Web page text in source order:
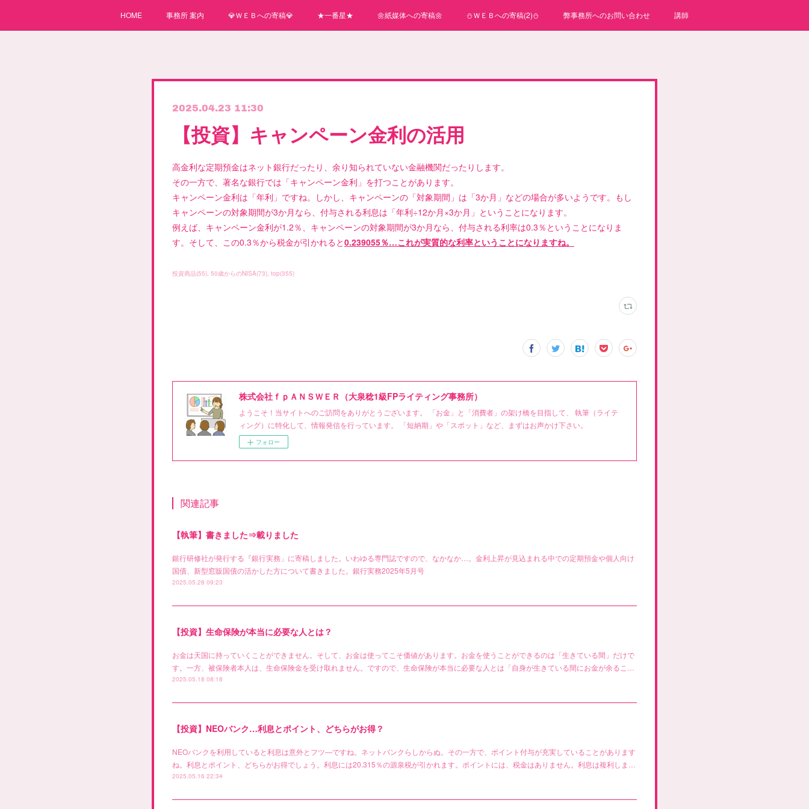
HOME 事務所 案内 💎ＷＥＢへの寄稿💎 ★一番星★ 🌼紙媒体への寄稿🌼 ⛄ＷＥＢへの寄稿(2)⛄ 弊事務所へのお問い合わせ 講師
2025.04.23 11:30
【投資】キャンペーン金利の活用
高金利な定期預金はネット銀行だったり、余り知られていない金融機関だったりします。
その一方で、著名な銀行では「キャンペーン金利」を打つことがあります。
キャンペーン金利は「年利」ですね。しかし、キャンペーンの「対象期間」は「3か月」などの場合が多いようです。もし
キャンペーンの対象期間が3か月なら、付与される利息は「年利÷12か月×3か月」ということになります。
例えば、キャンペーン金利が1.2％、キャンペーンの対象期間が3か月なら、付与される利率は0.3％ということになりま
す。そして、この0.3％から税金が引かれると0.239055％…これが実質的な利率ということになりますね。
投資商品(55) 50歳からのNISA(73) top(355)
株式会社ｆｐＡＮＳＷＥＲ（大泉稔1級FPライティング事務所）
ようこそ！当サイトへのご訪問をありがとうございます。 「お金」と「消費者」の架け橋を目指して、 執筆（ライテ
ィング）に特化して、情報発信を行っています。 「短納期」や「スポット」など、まずはお声かけ下さい。
フォロー
関連記事
【執筆】書きました⇒載りました
銀行研修社が発行する『銀行実務」に寄稿しました。いわゆる専門誌ですので、なかなか…。金利上昇が見込まれる中での定期預金や個人向け
国債、新型窓販国債の活かした方について書きました。銀行実務2025年5月号
2025.05.28 09:23
【投資】生命保険が本当に必要な人とは？
お金は天国に持っていくことができません。そして、お金は使ってこそ価値があります。お金を使うことができるのは「生きている間」だけで
す。一方、被保険者本人は、生命保険金を受け取れません。ですので、生命保険が本当に必要な人とは「自身が生きている間にお金が余るこ…
2025.05.18 08:18
【投資】NEOバンク…利息とポイント、どちらがお得？
NEOバンクを利用していると利息は意外とフツ―ですね。ネットバンクらしからぬ。その一方で、ポイント付与が充実していることがあります
ね。利息とポイント、どちらがお得でしょう。利息には20.315％の源泉税が引かれます。ポイントには、税金はありません。利息は複利しま…
2025.05.16 22:34